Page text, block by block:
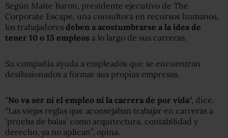
Según Maite Baron, presidente ejecutivo de The
Corporate Escape, una consultora en recursos humanos,
los trabajadores deben a acostumbrarse a la idea de
tener 10 o 15 empleos a lo largo de sus carreras.
Su compañía ayuda a empleados que se encuentran
desilusionados a formar sus propias empresas.
“No va ser ni el empleo ni la carrera de por vida“, dice.
“Las viejas reglas que aconsejaban trabajar en carreras a
‘prueba de balas’ como arquitectura, contabilidad y
derecho, ya no aplican”, opina.